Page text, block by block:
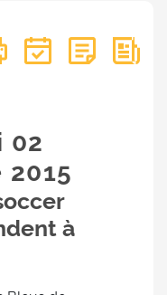
02
2015
à